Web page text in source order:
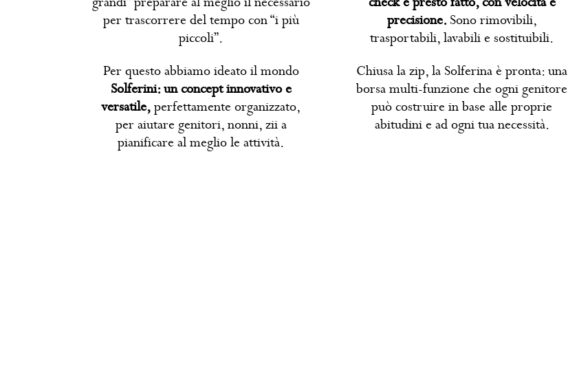
per trascorrere del tempo con “i più
piccoli”.
Per questo abbiamo ideato il mondo
Solferini: un concept innovativo e
versatile,perfettamente organizzato,
per aiutare genitori, nonni, zii a
pianificare al meglio le attività.
precisione.Sono rimovibili,
trasportabili, lavabili e sostituibili.
Chiusa la zip, la Solferina è pronta: una
borsa multi-funzione che ogni genitore
può costruire in base alle proprie
abitudini e ad ogni tua necessità.